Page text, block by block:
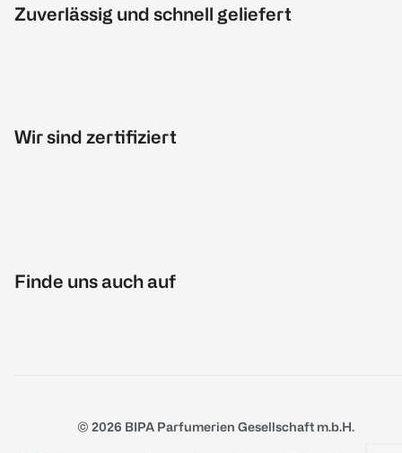
Zuverlässig und schnell geliefert
Wir sind zertifiziert
Finde uns auch auf
© 2026 BIPA Parfumerien Gesellschaft m.b.H.